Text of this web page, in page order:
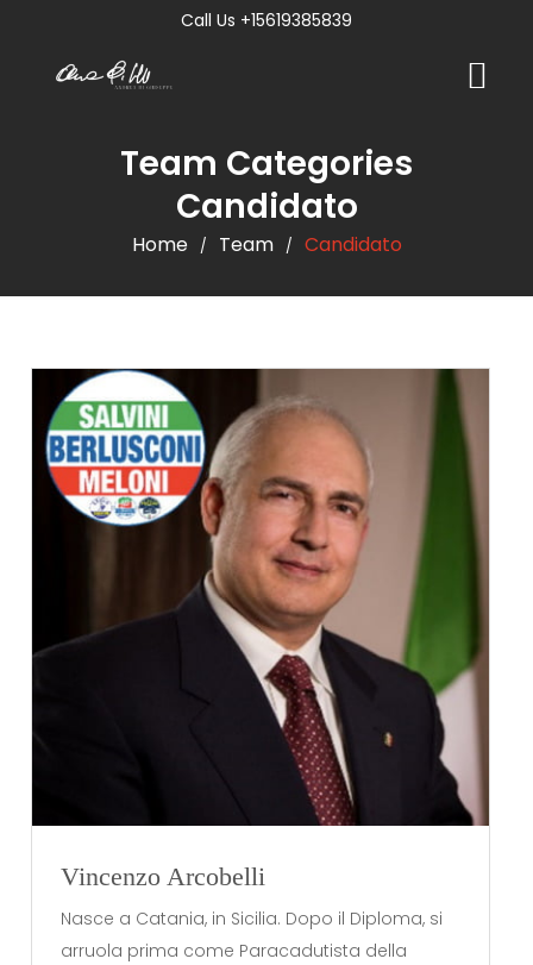
Call Us +15619385839
Team Categories
Candidato
Home / Team / Candidato
Vincenzo Arcobelli
Nasce a Catania, in Sicilia. Dopo il Diploma, si
arruola prima come Paracadutista della